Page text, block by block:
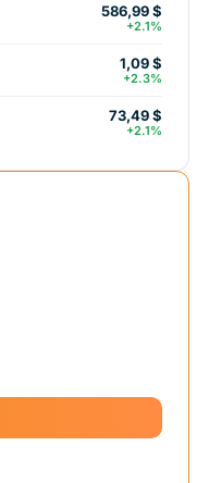
586,99 $
+2.1%
1,09 $
+2.3%
73,49 $
+2.1%